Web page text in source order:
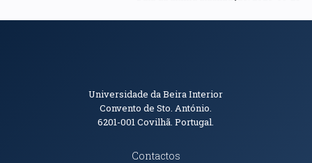
Informações de Contacto
Universidade da Beira Interior
Convento de Sto. António.
6201-001Covilhã. Portugal.
Contactos